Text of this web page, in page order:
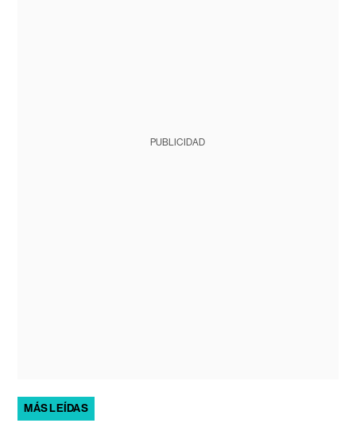
PUBLICIDAD
MÁS LEÍDAS